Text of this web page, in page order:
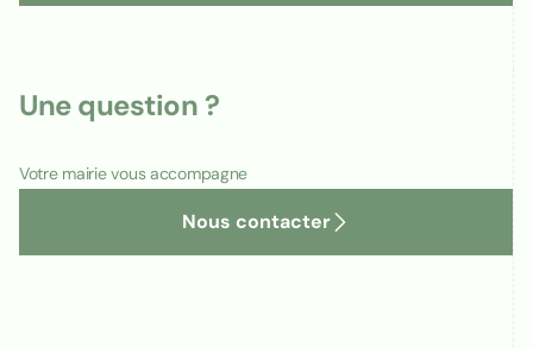
Une question ?
Votre mairie vous accompagne
Nous contacter